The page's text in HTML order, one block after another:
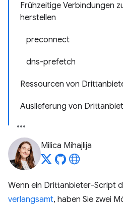
Frühzeitige Verbindungen
herstellen
preconnect
dns-prefetch
Ressourcen von
Auslieferung von
Milica Mihajlija
Wenn ein Drittanbieter-Script
verlangsamt, haben Sie zwei